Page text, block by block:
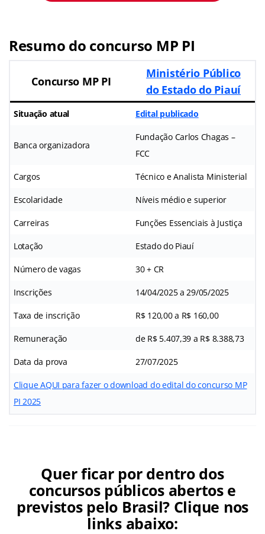
Resumo do concurso MP PI
Concurso MP PI
Ministério Público
do Estado do Piauí
Situação atual Edital publicado
Banca organizadora
Fundação Carlos Chagas –
FCC
Cargos Técnico e Analista Ministerial
Escolaridade Níveis médio e superior
Carreiras Funções Essenciais à Justiça
Lotação Estado do Piauí
Número de vagas 30 + CR
Inscrições 14/04/2025 a 29/05/2025
Taxa de inscrição R$ 120,00 a R$ 160,00
Remuneração de R$ 5.407,39 a R$ 8.388,73
Data da prova 27/07/2025
Clique AQUI para fazer o download do edital do concurso MP
PI 2025
Quer ficar por dentro dos
concursos públicos abertos e
previstos pelo Brasil? Clique nos
links abaixo: